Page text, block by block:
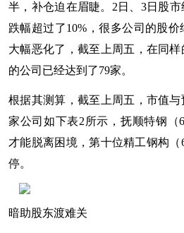
半，补仓迫在眉睫。2日、3日股
跌幅超过了10%，很多公司的股
大幅恶化了，截至上周五，在同
的公司已经达到了79家。
根据其测算，截至上周五，市值
家公司如下表2所示，抚顺特钢（
才能脱离困境，第十位精工钢构（
停。
暗助股东渡难关